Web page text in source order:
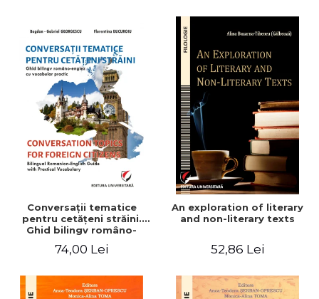
Conversaţii tematice
pentru cetăţeni străini.
Ghid bilingv româno-
practic/Conversation
Bilingual Romanian-English
guide with practical
74,00 Lei
An exploration of literary
and non-literary texts
52,86 Lei